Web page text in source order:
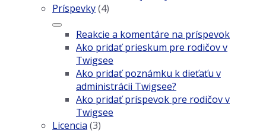
Príspevky(4)
Reakcie a komentáre na príspevok
Ako pridať prieskum pre rodičov v
Twigsee
Ako pridať poznámku k dieťaťu v
administrácii Twigsee?
Ako pridať príspevok pre rodičov v
Twigsee
Licencia (3)